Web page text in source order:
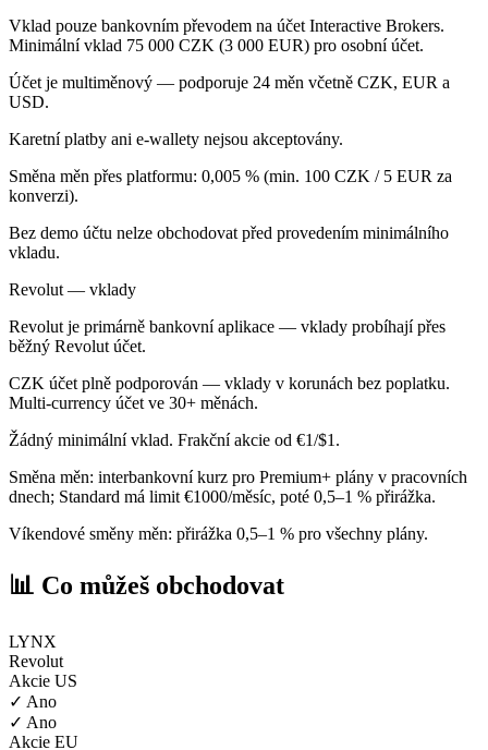
Vklad pouze bankovním převodem na účet Interactive Brokers.
Minimální vklad 75 000 CZK (3 000 EUR) pro osobní účet.
Účet je multiměnový — podporuje 24 měn včetně CZK, EUR a
USD.
Karetní platby ani e-wallety nejsou akceptovány.
Směna měn přes platformu: 0,005 % (min. 100 CZK / 5 EUR za
konverzi).
Bez demo účtu nelze obchodovat před provedením minimálního
vkladu.
Revolut — vklady
Revolut je primárně bankovní aplikace — vklady probíhají přes
běžný Revolut účet.
CZK účet plně podporován — vklady v korunách bez poplatku.
Multi-currency účet ve 30+ měnách.
Žádný minimální vklad. Frakční akcie od €1/$1.
Směna měn: interbankovní kurz pro Premium+ plány v pracovních
dnech; Standard má limit €1000/měsíc, poté 0,5–1 % přirážka.
Víkendové směny měn: přirážka 0,5–1 % pro všechny plány.
📊 Co můžeš obchodovat
LYNX
Revolut
Akcie US
✓ Ano
✓ Ano
Akcie EU